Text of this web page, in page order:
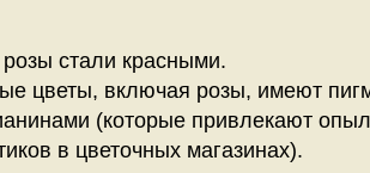
розы стали красными.
цветы, включая розы, имеют
(которые привлекают
в цветочных магазинах).